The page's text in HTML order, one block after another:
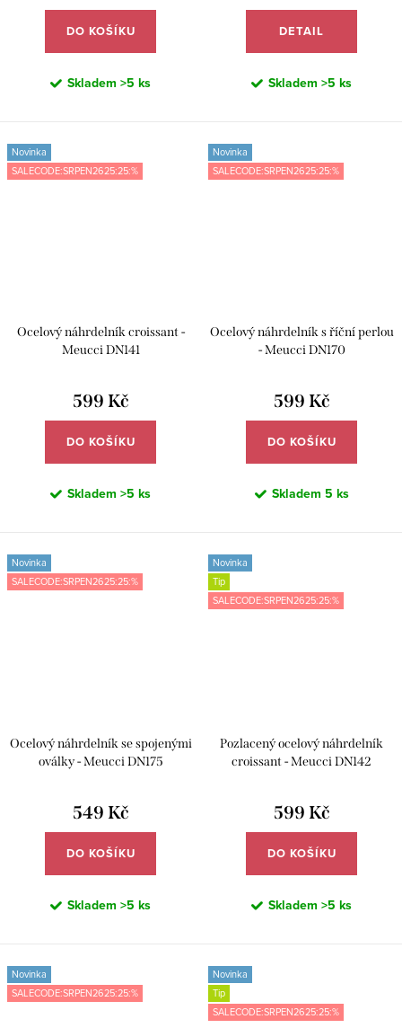
DO KOŠÍKU
Skladem >5 ks
DETAIL
Skladem >5 ks
Novinka
SALECODE:SRPEN2625:25:%
Ocelový náhrdelník croissant -
Meucci DN141
599 Kč
DO KOŠÍKU
Skladem >5 ks
Novinka
SALECODE:SRPEN2625:25:%
Ocelový náhrdelník s říční perlou
- Meucci DN170
599 Kč
DO KOŠÍKU
Skladem 5 ks
Novinka
SALECODE:SRPEN2625:25:%
Ocelový náhrdelník se spojenými
oválky - Meucci DN175
549 Kč
DO KOŠÍKU
Skladem >5 ks
Novinka
Tip
SALECODE:SRPEN2625:25:%
Pozlacený ocelový náhrdelník
croissant - Meucci DN142
599 Kč
DO KOŠÍKU
Skladem >5 ks
Novinka
SALECODE:SRPEN2625:25:%
Novinka
Tip
SALECODE:SRPEN2625:25:%